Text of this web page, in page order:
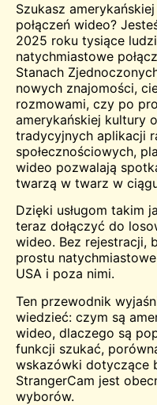
Szukasz
połączeń wideo?
2025 roku tysiące
natychmiastowe
Stanach
nowych znajomości,
rozmowami, czy po
amerykańskiej kultury
tradycyjnych aplikacji
społecznościowych,
wideo pozwalają
twarzą w twarz w
Dzięki usługom takim
teraz dołączyć do
wideo. Bez rejestracji,
prostu
USA i poza nimi.
Ten przewodnik
wiedzieć: czym są
wideo, dlaczego są
funkcji szukać,
wskazówki dotyczące
StrangerCam jest
wyborów.